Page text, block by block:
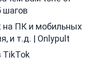
шагов
на ПК и мобильных
и т.д. | Onlypult
TikTok